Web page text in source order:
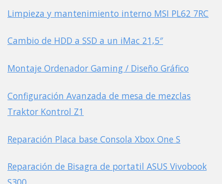
Limpieza y mantenimiento interno MSI PL62 7RC
Cambio de HDD a SSD a un iMac 21,5″
Montaje Ordenador Gaming / Diseño Gráfico
Configuración Avanzada de mesa de mezclas
Traktor Kontrol Z1
Reparación Placa base Consola Xbox One S
Reparación de Bisagra de portatil ASUS Vivobook